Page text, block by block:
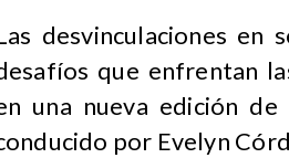
desvinculaciones en
que enfrentan
una nueva edición de
por Evelyn